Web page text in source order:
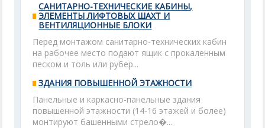
САНИТАРНО-ТЕХНИЧЕСКИЕ КАБИНЫ,
ЭЛЕМЕНТЫ ЛИФТОВЫХ ШАХТ И
ВЕНТИЛЯЦИОННЫЕ БЛОКИ
Перед монтажом санитарно-технических кабин
на рабочее место подают ящик с прокаленным
песком и толь или рубер...
ЗДАНИЯ ПОВЫШЕННОЙ ЭТАЖНОСТИ
Панельные и каркасно-панельные здания
повышенной этажности (14-16 этажей и более)
монтируют башенными стрело�...